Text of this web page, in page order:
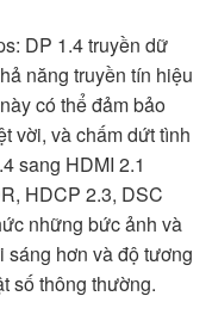
DP 1.4 truyền dữ
năng truyền tín hiệu
có thể đảm bảo
vời, và chấm dứt tình
sang HDMI 2.1
HDCP 2.3, DSC
những bức ảnh và
hơn và độ tương
số thông thường.